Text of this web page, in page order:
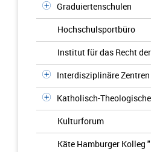
Graduiertenschulen
Hochschulsportbüro
Institut für das Recht
Interdisziplinäre Zentren
Katholisch-
Kulturforum
Käte Hamburger Kolleg